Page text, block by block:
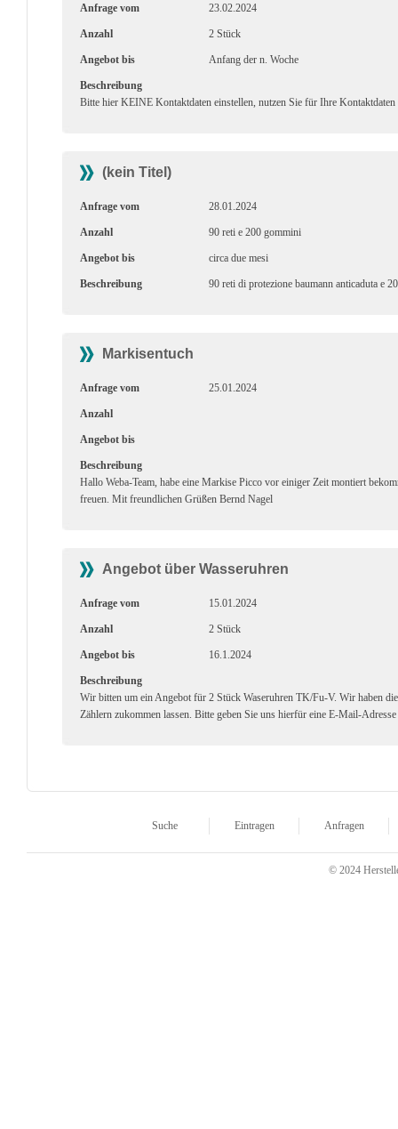
Anfrage vom 23.02.2024
Anzahl 2 Stück
Angebot bis Anfang der n. Woche
Beschreibung
Bitte hier KEINE Kontaktdaten einstellen, nutzen Sie für Ihre
(kein Titel)
Anfrage vom 28.01.2024
Anzahl 90 reti e 200 gommini
Angebot bis circa due mesi
Beschreibung 90 reti di protezione baumann anticaduta e
Markisentuch
Anfrage vom 25.01.2024
Anzahl
Angebot bis
Beschreibung
Hallo Weba-Team, habe eine Markise Picco vor einiger Zeit montiert
freuen. Mit freundlichen Grüßen Bernd Nagel
Angebot über Wasseruhren
Anfrage vom 15.01.2024
Anzahl 2 Stück
Angebot bis 16.1.2024
Beschreibung
Wir bitten um ein Angebot für 2 Stück Waseruhren TK/Fu-V. Wir haben
Zählern zukommen lassen. Bitte geben Sie uns hierfür eine E-Mail-Adresse
Suche Eintragen Anfragen
© 2024